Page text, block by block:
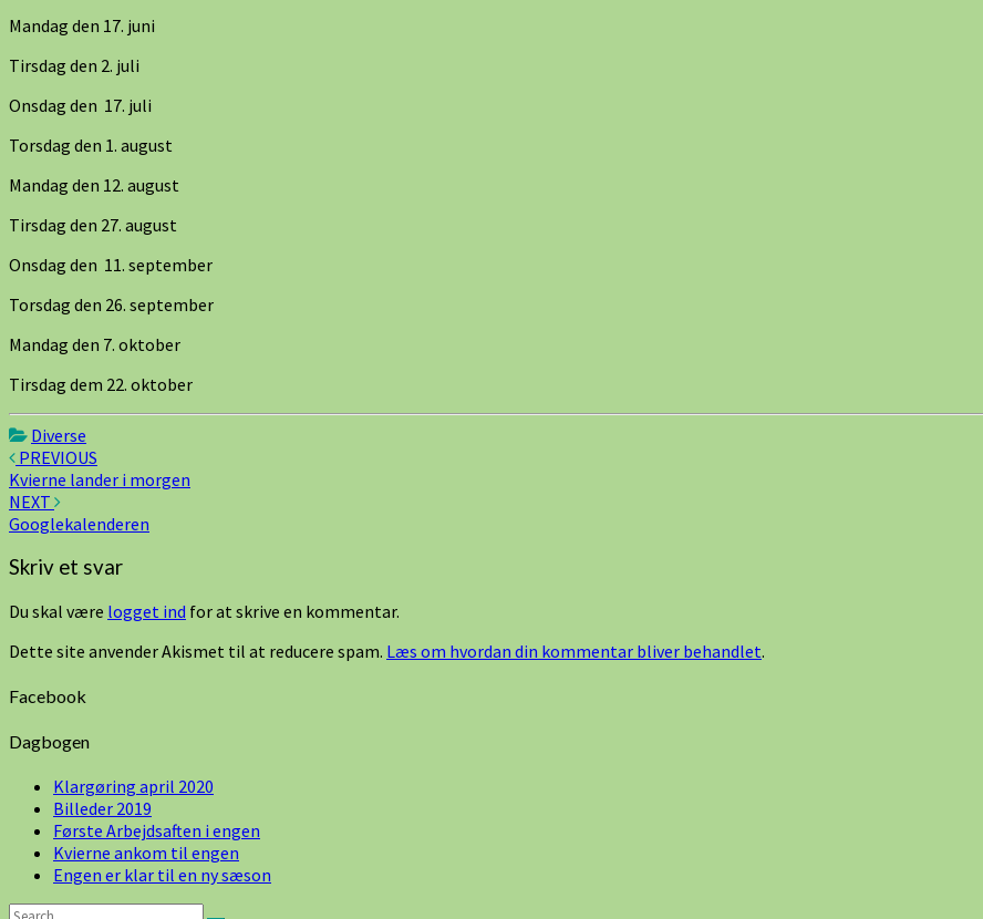
Mandag den 17. juni
Tirsdag den 2. juli
Onsdag den 17. juli
Torsdag den 1. august
Mandag den 12. august
Tirsdag den 27. august
Onsdag den 11. september
Torsdag den 26. september
Mandag den 7. oktober
Tirsdag dem 22. oktober
Diverse
Post
navigation
PREVIOUS
Kvierne lander i morgen
NEXT
Googlekalenderen
Skriv et svar
Du skal være logget ind for at skrive en kommentar.
Dette site anvender Akismet til at reducere spam. Læs om hvordan din kommentar bliver behandlet.
Facebook
Dagbogen
Klargøring april 2020
Billeder 2019
Første Arbejdsaften i engen
Kvierne ankom til engen
Engen er klar til en ny sæson
Search